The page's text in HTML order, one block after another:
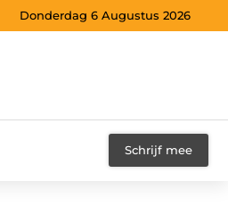
Donderdag 6 Augustus 2026
Schrijf mee